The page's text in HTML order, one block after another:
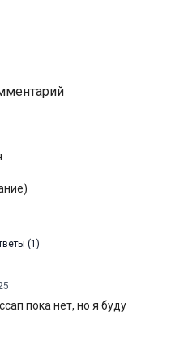
паузу, чтобы внимательнее
носки
(1)
пока нет, но я буду